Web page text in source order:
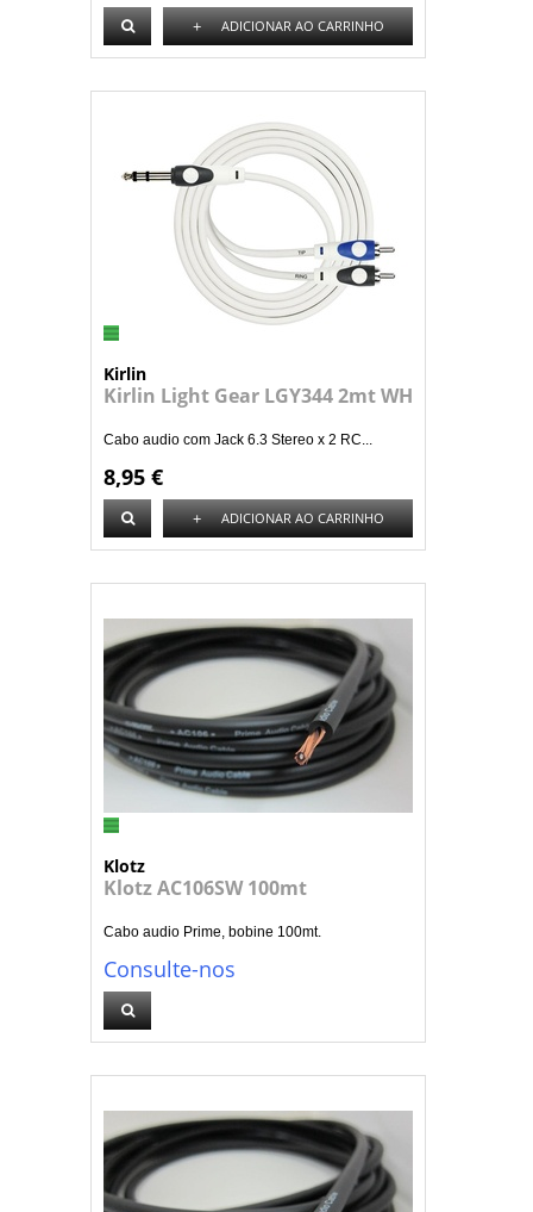
+ ADICIONAR AO CARRINHO
Kirlin
Kirlin Light Gear LGY344 2mt WH
Cabo audio com Jack 6.3 Stereo x 2 RC...
8,95 €
+ ADICIONAR AO CARRINHO
Klotz
Klotz AC106SW 100mt
Cabo audio Prime, bobine 100mt.
Consulte-nos